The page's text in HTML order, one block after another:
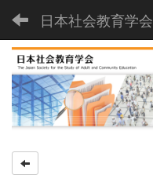
日本社会教育学会